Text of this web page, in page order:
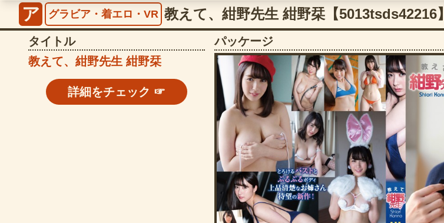
ア グラビア・着エロ・VR 教えて、紺野先生 紺野栞【5013tsds42216】
パッケージ
タイトル
教えて、紺野先生 紺野栞
詳細をチェック ☞